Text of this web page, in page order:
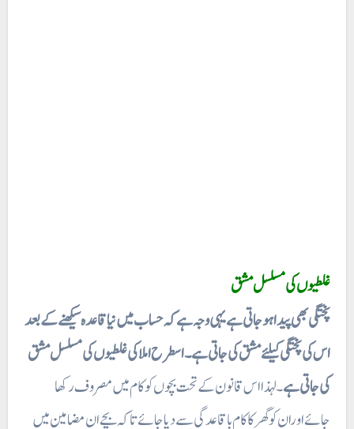
غلطیوں کی مسلسل مشق
پختگی بھی پیدا ہوجاتی ہے یہی وجہ ہے کہ حساب میں نیا قاعدہ سیکھنے کے بعد
اس کی پختگی کیلئے مشق کی جاتی ہے۔ اسطرح املا کی غلطیوں کی مسلسل مشق
کی جاتی ہے۔ لہذا اس قانون کے تحت بچوں کو کام میں مصروف رکھا
جائےاوران کوگھر کا کام باقاعدگی سے دیا جائے تا کہ بچے ان مضامین میں